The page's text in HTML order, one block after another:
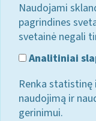
Naudojami
pagrindines
svetainė negali
Analitiniai
Renka
naudojimą ir
gerinimui.